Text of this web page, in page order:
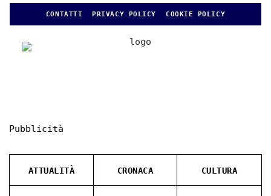
CONTATTI PRIVACY POLICY COOKIE POLICY
Pubblicità
ATTUALITÀ CRONACA CULTURA